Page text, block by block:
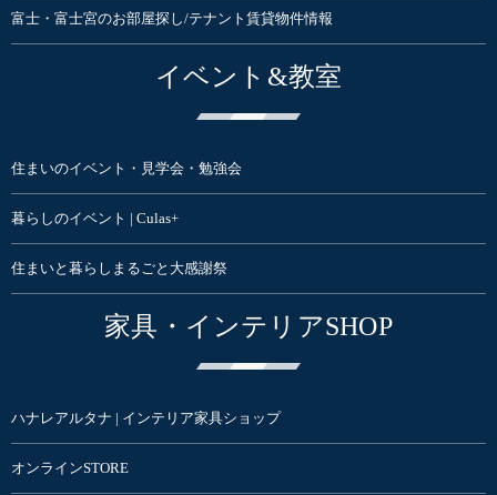
富士・富士宮のお部屋探し/テナント賃貸物件情報
イベント&教室
住まいのイベント・見学会・勉強会
暮らしのイベント | Culas+
住まいと暮らしまるごと大感謝祭
家具・インテリアSHOP
ハナレアルタナ | インテリア家具ショップ
オンラインSTORE